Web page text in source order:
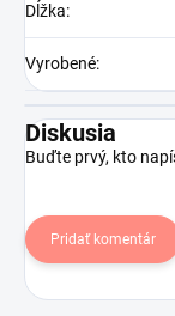
Dĺžka:
Vyrobené:
Diskusia
Buďte prvý, kto
Pridať komentár